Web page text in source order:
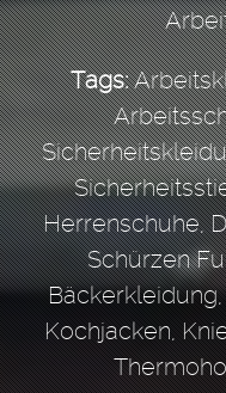
Tags:
Herrenschuhe,
Schürzen
Kochjacken,